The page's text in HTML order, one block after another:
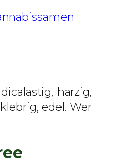
harzig,
edel. Wer